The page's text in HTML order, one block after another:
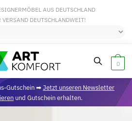
AUS DEUTSCHLAND
VERSAND DEUTSCHLANDWEIT!
0
Gutschein ➡Jetzt unseren Newsletter
und Gutschein erhalten.